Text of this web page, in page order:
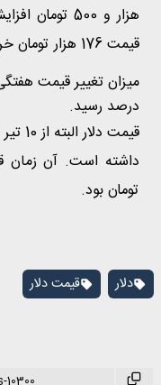
هزار و 500
قیمت 176 هزار تومان خریدوفروش می‌شود.
درصد رسید.
تومان بود.
دلار قیمت دلار